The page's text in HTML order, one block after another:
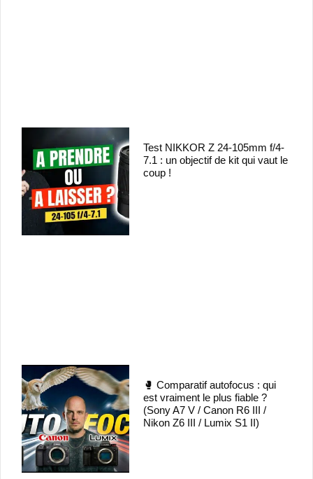
Test NIKKOR Z 24-105mm f/4-
7.1 : un objectif de kit qui vaut le
coup !
🥊 Comparatif autofocus : qui
est vraiment le plus fiable ?
(Sony A7 V / Canon R6 III /
Nikon Z6 III / Lumix S1 II)